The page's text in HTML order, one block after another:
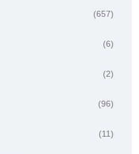
(657)
(6)
(2)
(96)
(11)